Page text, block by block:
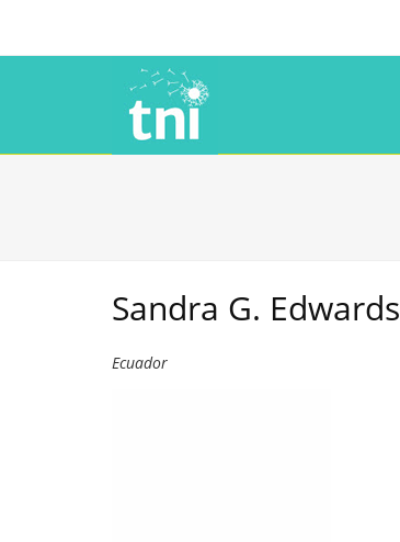
Sandra G. Edwards
Ecuador